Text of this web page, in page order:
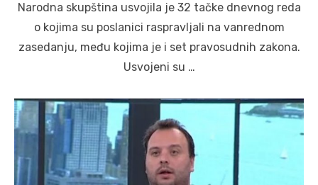
Narodna skupština usvojila je 32 tačke dnevnog reda
o kojima su poslanici raspravljali na vanrednom
zasedanju, među kojima je i set pravosudnih zakona.
Usvojeni su …